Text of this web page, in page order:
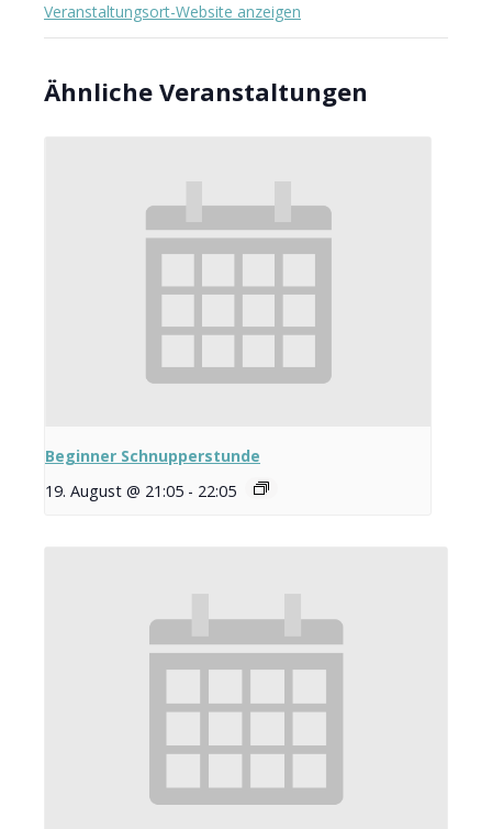
Veranstaltungsort-Website anzeigen
Ähnliche Veranstaltungen
Beginner Schnupperstunde
19. August @ 21:05 - 22:05